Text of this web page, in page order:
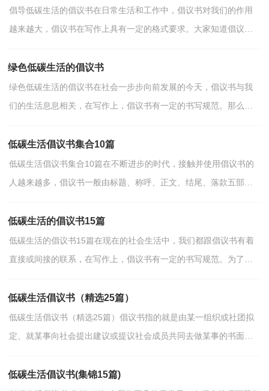
倡导低碳生活的倡议书在日常生活和工作中，倡议书对我们的作用
越来越大，倡议书在写作上具有一定的格式要求。大家知道倡议书
绿色低碳生活的倡议书
绿色低碳生活的倡议书在社会一步步向前发展的今天，倡议书与我
们的生活息息相关，在写作上，倡议书有一定的书写规范。那么你
低碳生活倡议书集合10篇
低碳生活倡议书集合10篇在不断进步的时代，接触并使用倡议书的
人越来越多，倡议书一般由标题、称呼、正文、结尾、落款五部分
低碳生活的倡议书15篇
低碳生活的倡议书15篇在现在的社会生活中，我们都跟倡议书有着
直接或间接的联系，在写作上，倡议书有一定的书写规范。为了让
低碳生活倡议书（精选25篇）
低碳生活倡议书（精选25篇）倡议书指的就是由某一组织或社团拟
定、就某事向社会提出建议或提议社会成员共同去做某事的书面文
低碳生活倡议书(集锦15篇)